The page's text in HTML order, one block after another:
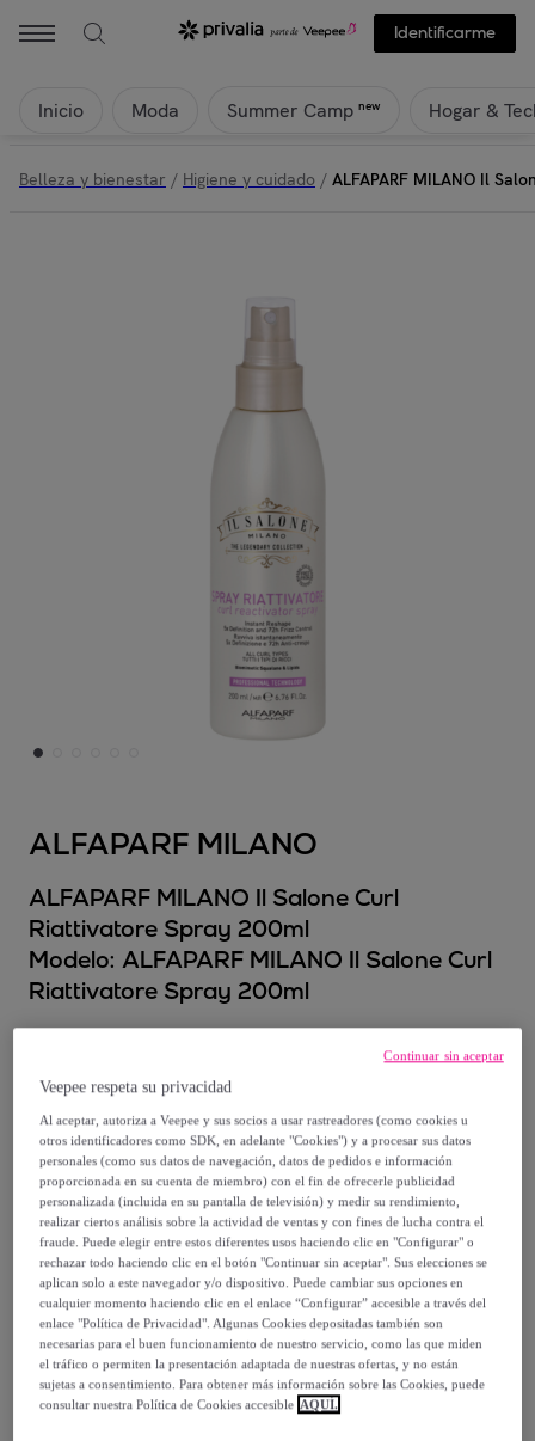
Identificarme
Inicio Moda Summer Camp new Hogar &
Belleza y bienestar / Higiene y cuidado / ALFAPARF MILANO Il
ALFAPARF MILANO
ALFAPARF MILANO Il Salone Curl
Riattivatore Spray 200ml
Modelo: ALFAPARF MILANO Il Salone Curl
Riattivatore Spray 200ml
12, €
-25%
Vendido porPENELOPE S.R.L.
Entrega
Entrega desde5 €
Gratis desde 30 € de compra
Veepee respeta su privacidad
Al aceptar, autoriza a Veepee y sus socios a usar rastreadores (como cookies u
otros identificadores como SDK, en adelante "Cookies") y a procesar sus datos
personales (como sus datos de navegación, datos de pedidos e información
proporcionada en su cuenta de miembro) con el fin de ofrecerle publicidad
personalizada (incluida en su pantalla de televisión) y medir su rendimiento,
realizar ciertos análisis sobre la actividad de ventas y con fines de lucha contra el
fraude. Puede elegir entre estos diferentes usos haciendo clic en "Configurar" o
rechazar todo haciendo clic en el botón "Continuar sin aceptar". Sus elecciones se
aplican solo a este navegador y/o dispositivo. Puede cambiar sus opciones en
cualquier momento haciendo clic en el enlace “Configurar” accesible a través del
enlace "Política de Privacidad". Algunas Cookies depositadas también son
necesarias para el buen funcionamiento de nuestro servicio, como las que miden
el tráfico o permiten la presentación adaptada de nuestras ofertas, y no están
sujetas a consentimiento. Para obtener más información sobre las Cookies, puede
consultar nuestra Política de Cookies accesible AQUÍ.
Continuar sin aceptar